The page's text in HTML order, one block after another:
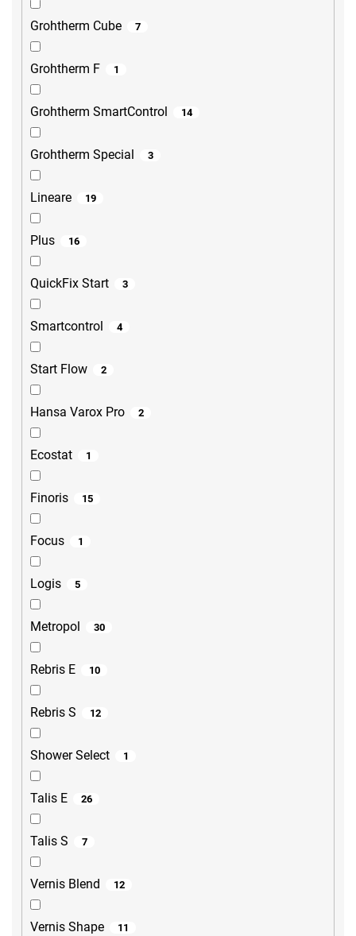
Grohtherm Cube 7
Grohtherm F 1
Grohtherm SmartControl 14
Grohtherm Special 3
Lineare 19
Plus 16
QuickFix Start 3
Smartcontrol 4
Start Flow 2
Hansa Varox Pro 2
Ecostat 1
Finoris 15
Focus 1
Logis 5
Metropol 30
Rebris E 10
Rebris S 12
Shower Select 1
Talis E 26
Talis S 7
Vernis Blend 12
Vernis Shape 11